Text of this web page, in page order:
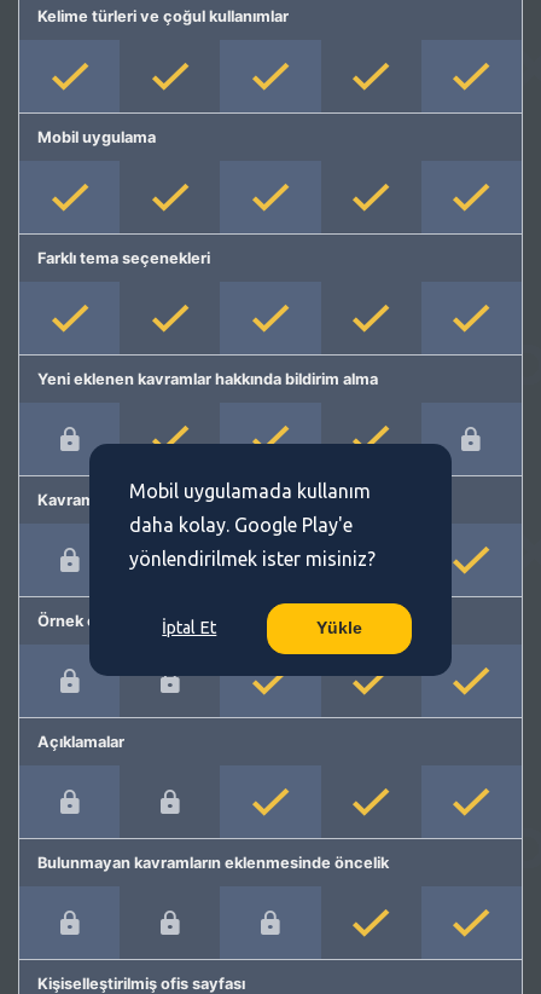
Kelime türleri ve çoğul kullanımlar
Mobil uygulama
Farklı tema seçenekleri
Yeni eklenen kavramlar hakkında bildirim alma
Kavram önerme
Örnek cümleler
Açıklamalar
Bulunmayan kavramların eklenmesinde öncelik
Kişiselleştirilmiş ofis sayfası
Mobil uygulamada kullanım
daha kolay. Google Play'e
yönlendirilmek ister misiniz?
İptal Et Yükle